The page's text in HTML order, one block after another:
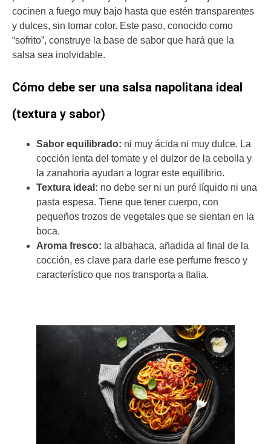
cocinen a fuego muy bajo hasta que estén transparentes
y dulces, sin tomar color. Este paso, conocido como
“sofrito”, construye la base de sabor que hará que la
salsa sea inolvidable.
Cómo debe ser una salsa napolitana ideal
(textura y sabor)
Sabor equilibrado: ni muy ácida ni muy dulce. La
cocción lenta del tomate y el dulzor de la cebolla y
la zanahoria ayudan a lograr este equilibrio.
Textura ideal: no debe ser ni un puré líquido ni una
pasta espesa. Tiene que tener cuerpo, con
pequeños trozos de vegetales que se sientan en la
boca.
Aroma fresco: la albahaca, añadida al final de la
cocción, es clave para darle ese perfume fresco y
característico que nos transporta a Italia.